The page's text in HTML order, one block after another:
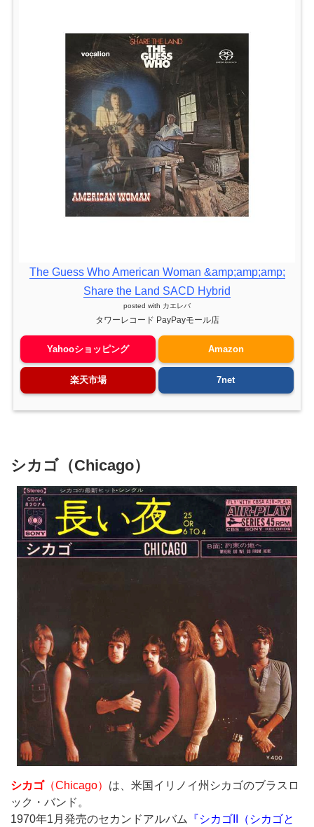
The Guess Who American Woman &amp;amp;amp;
Share the Land SACD Hybrid
posted with カエレバ
タワーレコード PayPayモール店
Yahooショッピング Amazon
楽天市場 7net
シカゴ（Chicago）
シカゴ（Chicago） は、米国イリノイ州シカゴのブラスロ
ック・バンド。
1970年1月発売のセカンドアルバム
『シカゴII（シカゴと